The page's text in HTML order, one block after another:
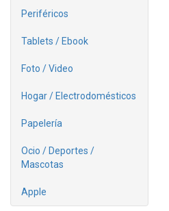
Periféricos
Tablets / Ebook
Foto / Video
Hogar / Electrodomésticos
Papelería
Ocio / Deportes /
Mascotas
Apple